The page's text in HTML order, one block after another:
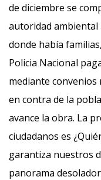
de diciembre se
autoridad ambiental
donde había
Policia Nacional
mediante
en contra de la
avance la obra. La
ciudadanos es
garantiza nuestros
panorama